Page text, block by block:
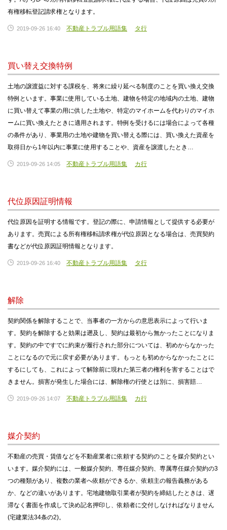
有権移転登記請求権となります。
2019-09-26 16:40 不動産トラブル用語集 タ行
買い替え交換特例
土地の譲渡益に対する課税を、将来に繰り延べる制度のことを買い換え交換
特例といます。事業に使用している土地、建物を特定の地域内の土地、建物
に買い替えて事業の用に供した土地や、特定のマイホームを代わりのマイホ
ームに買い換えたときに適用されます。特例を受けるには場合によって各種
の条件があり、事業用の土地や建物を買い替える際には、買い換えた資産を
取得日から1年以内に事業に使用することや、資産を譲渡したとき…
2019-09-26 14:05 不動産トラブル用語集 カ行
代位原因証明情報
代位原因を証明する情報です。登記の際に、申請情報として提供する必要が
あります。売買による所有権移転請求権が代位原因となる場合は、売買契約
書などが代位原因証明情報となります。
2019-09-26 16:40 不動産トラブル用語集 タ行
解除
契約関係を解除することで、当事者の一方からの意思表示によって行いま
す。契約を解除すると効果は遡及し、契約は最初から無かったことになりま
す。契約の中ですでに約束が履行された部分については、初めからなかった
ことになるので元に戻す必要があります。もっとも初めからなかったことに
するにしても、これによって解除前に現れた第三者の権利を害することはで
きません。損害が発生した場合には、解除権の行使とは別に、損害賠…
2019-09-26 14:07 不動産トラブル用語集 カ行
媒介契約
不動産の売買・賃借などを不動産業者に依頼する契約のことを媒介契約とい
います。媒介契約には、一般媒介契約、専任媒介契約、専属専任媒介契約の3
つの種類があり、複数の業者へ依頼ができるか、依頼主の報告義務がある
か、などの違いがあります。宅地建物取引業者が契約を締結したときは、遅
滞なく書面を作成して決め記名押印し、依頼者に交付しなければなりません
(宅建業法34条の2)。